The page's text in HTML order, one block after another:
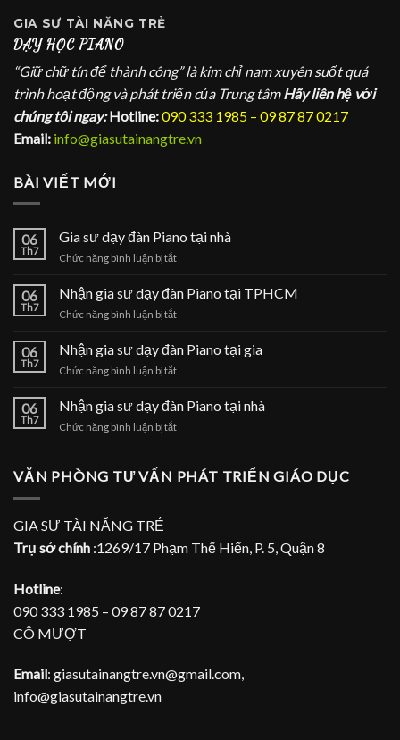
GIA SƯ TÀI NĂNG TRẺ
DẠY HỌC PIANO
“Giữ chữ tín để thành công” là kim chỉ nam xuyên suốt quá
trình hoạt động và phát triển của Trung tâm Hãy liên hệ với
chúng tôi ngay: Hotline:090 333 1985 – 09 87 87 0217
Email: info@giasutainangtre.vn
BÀI VIẾT MỚI
06
Th7
Gia sư dạy đàn Piano tại nhà
Chức năng bình luận bị tắtở
đàn
tại
06
Th7
Nhận gia sư dạy đàn Piano tại TPHCM
Chức năng bình luận bị tắtở
gia
dạy
Piano
06
Th7
Nhận gia sư dạy đàn Piano tại gia
Chức năng bình luận bị tắtở
gia
dạy
tại
06
Th7
Nhận gia sư dạy đàn Piano tại nhà
Chức năng bình luận bị tắtở
sư
nhà
VĂN PHÒNG TƯ VẤN PHÁT TRIỂN GIÁO DỤC
GIA SƯ TÀI NĂNG TRẺ
Trụ sở chính :1269/17 Phạm Thế Hiển, P. 5, Quận 8
Hotline:
090 333 1985 – 09 87 87 0217
CÔ MƯỢT
Email: giasutainangtre.vn@gmail.com,
info@giasutainangtre.vn